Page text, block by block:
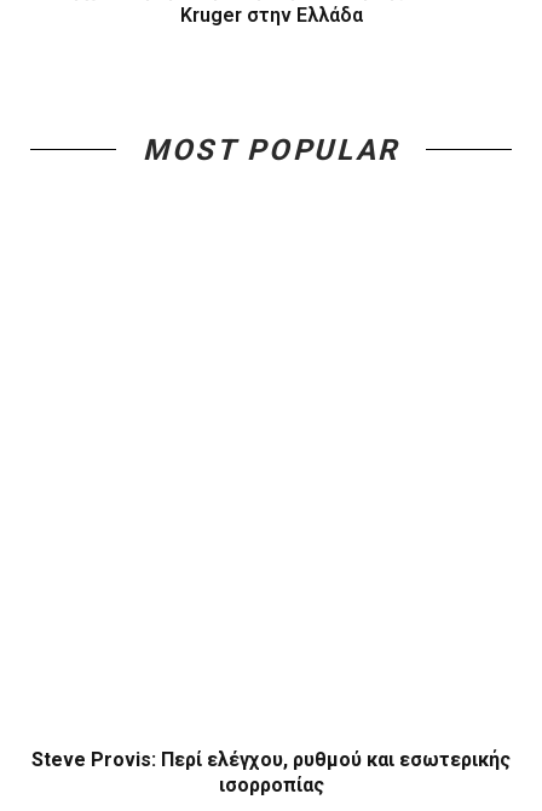
Kruger στην Ελλάδα
MOST POPULAR
Steve Provis: Περί ελέγχου, ρυθμού και εσωτερικής
ισορροπίας